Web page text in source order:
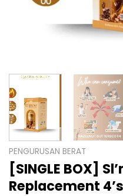
PENGURUSAN BERAT
[SINGLE BOX]
Replacement 4’s